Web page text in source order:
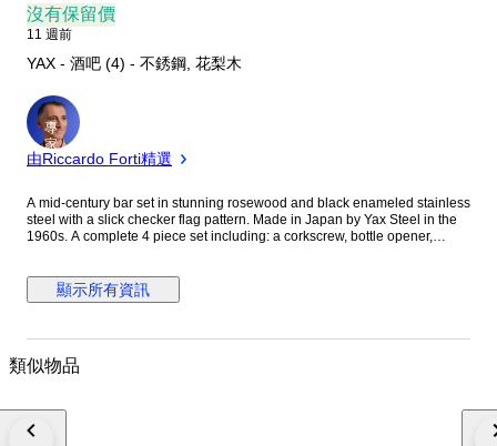
沒有保留價
11 週前
YAX - 酒吧 (4) - 不銹鋼, 花梨木
專
家
由Riccardo Forti精選
A mid-century bar set in stunning rosewood and black enameled stainless
steel with a slick checker flag pattern. Made in Japan by Yax Steel in the
1960s. A complete 4 piece set including: a corkscrew, bottle opener,
foam inlay. Used condition and part of age. Otherwise the set itself is in
super vintage condition.
顯示所有資訊
類似物品